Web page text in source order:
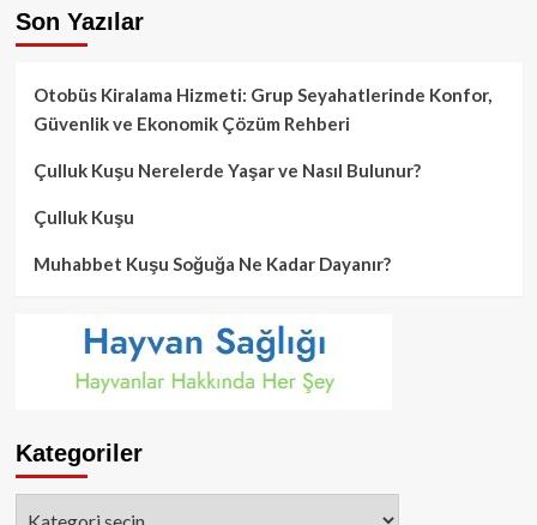
Son Yazılar
Otobüs Kiralama Hizmeti: Grup Seyahatlerinde Konfor,
Güvenlik ve Ekonomik Çözüm Rehberi
Çulluk Kuşu Nerelerde Yaşar ve Nasıl Bulunur?
Çulluk Kuşu
Muhabbet Kuşu Soğuğa Ne Kadar Dayanır?
Kategoriler